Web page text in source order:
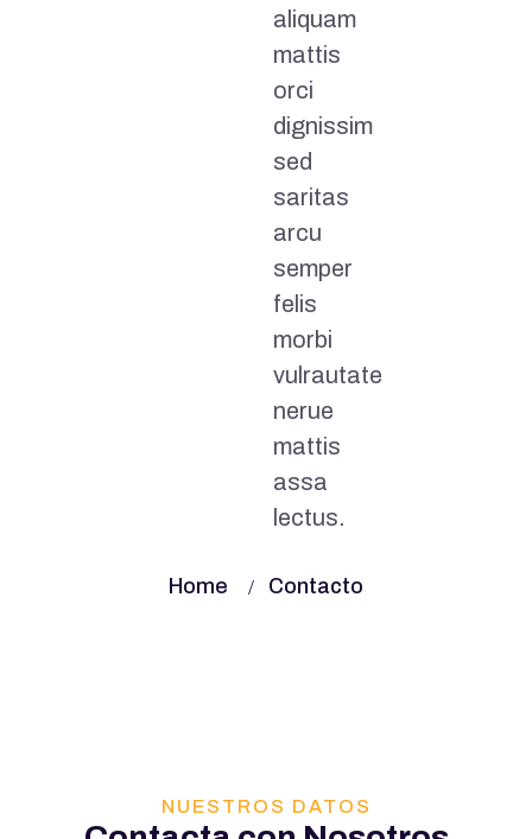
aliquam
mattis
orci
dignissim
sed
saritas
arcu
semper
felis
morbi
vulrautate
nerue
mattis
assa
lectus.
Home Contacto
NUESTROS DATOS